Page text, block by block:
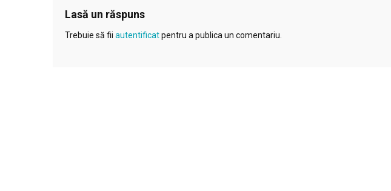
Lasă un răspuns
Trebuie să fii autentificatpentru a publica un comentariu.